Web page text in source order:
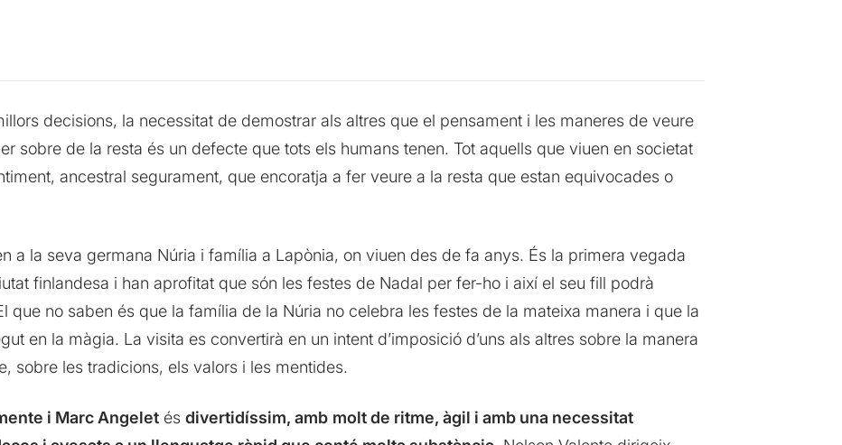
decisions, la necessitat de demostrar als altres que el pensament i les maneres de veure
sobre de la resta és un defecte que tots els humans tenen. Tot aquells que viuen en societat
ancestral segurament, que encoratja a fer veure a la resta que estan equivocades o
a la seva germana Núria i família a Lapònia, on viuen des de fa anys. És la primera vegada
finlandesa i han aprofitat que són les festes de Nadal per fer-ho i així el seu fill podrà
que no saben és que la família de la Núria no celebra les festes de la mateixa manera i que la
en la màgia. La visita es convertirà en un intent d’imposició d’uns als altres sobre la manera
sobre les tradicions, els valors i les mentides.
i Marc Angeletés divertidíssim, amb molt de ritme, àgil i amb una necessitat